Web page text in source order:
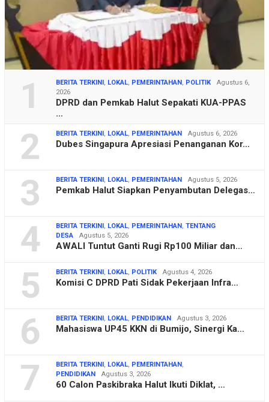
1 BERITA TERKINI , LOKAL, PEMERINTAHAN , POLITIK
Agustus 6,
2026
DPRD dan Pemkab Halut Sepakati KUA-PPAS
…
2 BERITA TERKINI , LOKAL, PEMERINTAHAN Agustus 6, 2026
Dubes Singapura Apresiasi Penanganan Kor…
3 BERITA TERKINI , LOKAL, PEMERINTAHAN Agustus 5, 2026
Pemkab Halut Siapkan Penyambutan Delegas…
4 BERITA TERKINI , LOKAL, PEMERINTAHAN , TENTANG
DESA
Agustus 5, 2026
AWALI Tuntut Ganti Rugi Rp100 Miliar dan…
5 BERITA TERKINI , LOKAL, POLITIK Agustus 4, 2026
Komisi C DPRD Pati Sidak Pekerjaan Infra…
6 BERITA TERKINI , LOKAL, PENDIDIKAN Agustus 3, 2026
Mahasiswa UP45 KKN di Bumijo, Sinergi Ka…
7 BERITA TERKINI , LOKAL, PEMERINTAHAN ,
PENDIDIKAN
Agustus 3, 2026
60 Calon Paskibraka Halut Ikuti Diklat, …